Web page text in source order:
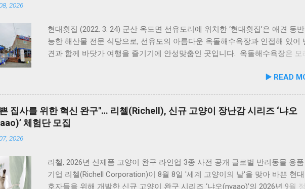
이 문제를 비롯한 도심 속 동물 관련 이슈를 이성적·체계적으로 풀어가는 계
련했다. 1만 1,000㎡ 규모 '안산호수공원 반려견놀이터'의 완성 협약식 장소인
호수공원 반려견놀이터는 민선 8기 공약 사업의 결실이다. 호수공원 내 급경
후 2026년 5월 준공을 마쳤다. 해당 시설에는 반려견을 위한 다채로운 특화 시
개장 안산호수공원 반려견놀이터는 2026년 8월 1일부터 시범 운영에 들어갔
는 시범 운영 기간 동안 시설 운영 현황과 이용자 만족도를 종합적으로 점검·보
함께 상생하고 행복을 ...
2026
현대횟집 (2022. 3. 24) 군산 옥도면 선유도리에 위치한 ‘현대횟집’은 애견 동
능한 해산물 전문 식당으로, 선유도의 아름다운 옥돌해수욕장과 인접해 있어
견과 함께 바닷가 여행을 즐기기에 안성맞춤인 곳입니다. 옥돌해수욕장은 모
있지요. 옥돌해수욕장 풍경 현대횟집은 해수욕장 입구 부근에 자리해 있어 산
있습니다. 포근한 계절에는 야외에서 선유항의 조용한 풍경을 감상하며 식사
것도 추천드립니다. 식당 풍경 이곳에서 맛본 회덮밥은 싱싱한 활어 광어가 푸
여행을 더욱 풍성하게 만드는 든든한 식사로, 여행객들에게도 큰 사랑을 받고
니다. 식당 앞 바다에 정박된 어선들의 모습 현대횟집 앞 바다에 정박된 어선
라보면, 마치 그림 같은 풍경이 펼쳐져 군산 바다 여행의 로망을 한층 더해 줍
▶️ READ
집사를 위한 혁신 완구"… 리첼(Richell), 신규 고양이 장난감 시리즈 ‘냐오
체험단 모집
2026
리첼, 2026년 신제품 고양이 완구 라인업 3종 사전 공개 글로벌 반려동물 용
기업 리첼(Richell Corporation)이 8월 8일 '세계 고양이의 날'을 맞아 바쁜 현
호자들을 위해 개발한 신규 고양이 완구 시리즈 ‘냐오(nyaao)’의 2026년 9월